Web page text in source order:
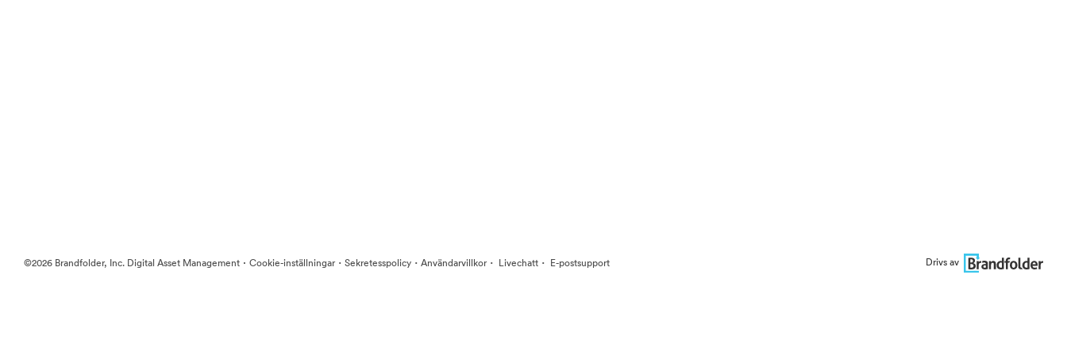
©2026 Brandfolder, Inc. Digital Asset Management · Cookie-inställningar· Sekretesspolicy · Användarvillkor· Livechatt · E-postsupport Drivs av